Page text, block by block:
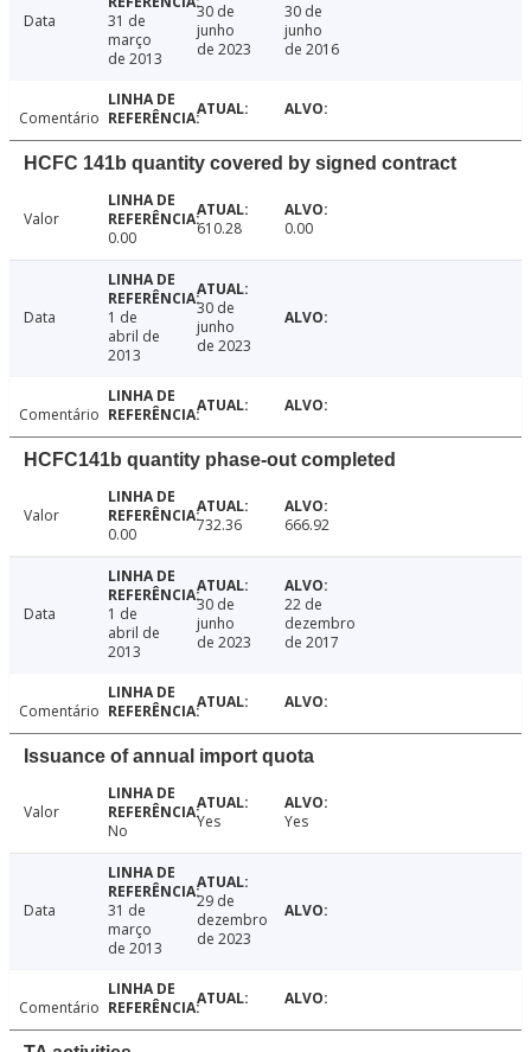
Data
31 de
março
de 2013
30 de
junho
de 2023
30 de
junho
de 2016
Comentário
HCFC 141b quantity covered by signed contract
Valor
0.00
610.28 0.00
Data
1 de
abril de
2013
30 de
junho
de 2023
Comentário
HCFC141b quantity phase-out completed
Valor
0.00
732.36 666.92
Data
1 de
abril de
2013
30 de
junho
de 2023
22 de
dezembro
de 2017
Comentário
Issuance of annual import quota
Valor
No
Yes Yes
Data
31 de
março
de 2013
29 de
dezembro
de 2023
Comentário